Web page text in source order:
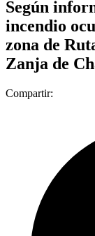
Según
incendio
zona de
Zanja de
Compartir: